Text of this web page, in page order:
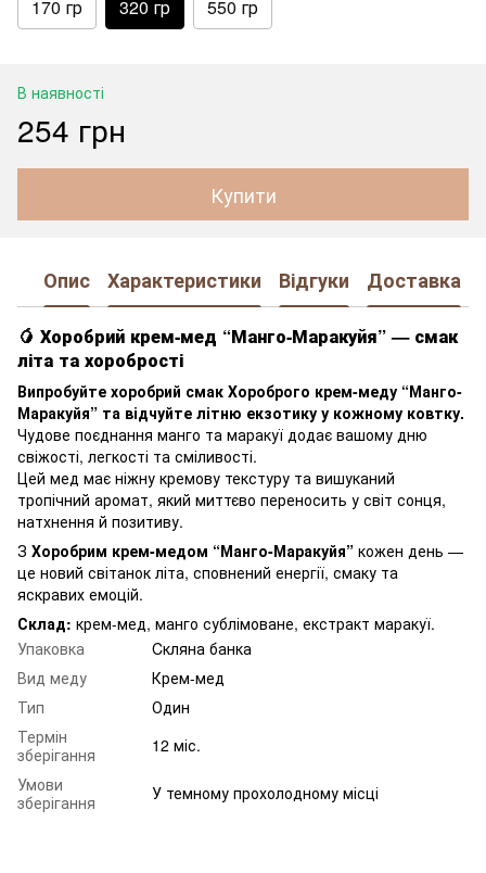
170 гр 320 гр 550 гр
В наявності
254 грн
Купити
Опис Характеристики Відгуки Доставка
🥭 Хоробрий крем-мед “Манго-Маракуйя” — смак
літа та хоробрості
Випробуйте хоробрий смак Хороброго крем-меду “Манго-
Маракуйя” та відчуйте літню екзотику у кожному ковтку.
Чудове поєднання манго та маракуї додає вашому дню
свіжості, легкості та сміливості.
Цей мед має ніжну кремову текстуру та вишуканий
тропічний аромат, який миттєво переносить у світ сонця,
натхнення й позитиву.
З Хоробрим крем-медом “Манго-Маракуйя” кожен день —
це новий світанок літа, сповнений енергії, смаку та
яскравих емоцій.
Склад: крем-мед, манго сублімоване, екстракт маракуї.
Упаковка
Cкляна банка
Вид меду
Крем-мед
Тип
Один
Термін
зберігання
12 міс.
Умови
зберігання
У темному прохолодному місці